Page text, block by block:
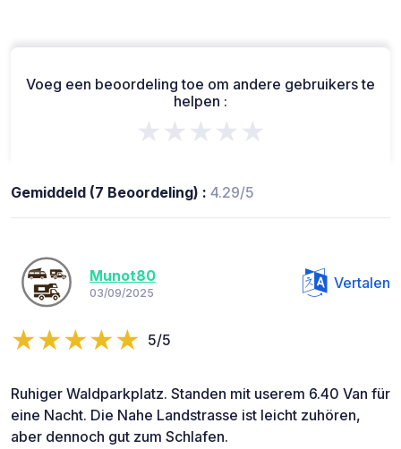
Voeg een beoordeling toe om andere gebruikers te
helpen :
★★★★★
Gemiddeld (7 Beoordeling) : 4.29/5
Munot80
03/09/2025
Vertalen
5/5
Ruhiger Waldparkplatz. Standen mit userem 6.40 Van für
eine Nacht. Die Nahe Landstrasse ist leicht zuhören,
aber dennoch gut zum Schlafen.